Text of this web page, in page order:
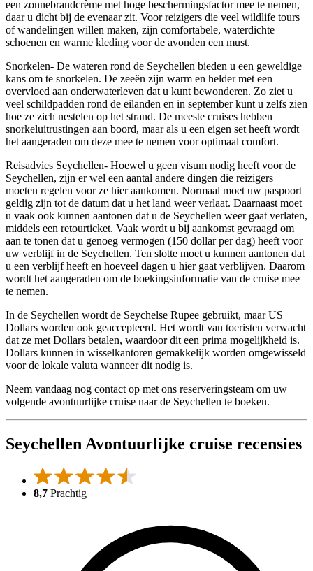
een zonnebrandcrème met hoge beschermingsfactor mee te nemen,
daar u dicht bij de evenaar zit. Voor reizigers die veel wildlife tours
of wandelingen willen maken, zijn comfortabele, waterdichte
schoenen en warme kleding voor de avonden een must.
Snorkelen- De wateren rond de Seychellen bieden u een geweldige
kans om te snorkelen. De zeeën zijn warm en helder met een
overvloed aan onderwaterleven dat u kunt bewonderen. Zo ziet u
veel schildpadden rond de eilanden en in september kunt u zelfs zien
hoe ze zich nestelen op het strand. De meeste cruises hebben
snorkeluitrustingen aan boord, maar als u een eigen set heeft wordt
het aangeraden om deze mee te nemen voor optimaal comfort.
Reisadvies Seychellen- Hoewel u geen visum nodig heeft voor de
Seychellen, zijn er wel een aantal andere dingen die reizigers
moeten regelen voor ze hier aankomen. Normaal moet uw paspoort
geldig zijn tot de datum dat u het land weer verlaat. Daarnaast moet
u vaak ook kunnen aantonen dat u de Seychellen weer gaat verlaten,
middels een retourticket. Vaak wordt u bij aankomst gevraagd om
aan te tonen dat u genoeg vermogen (150 dollar per dag) heeft voor
uw verblijf in de Seychellen. Ten slotte moet u kunnen aantonen dat
u een verblijf heeft en hoeveel dagen u hier gaat verblijven. Daarom
wordt het aangeraden om de boekingsinformatie van de cruise mee
te nemen.
In de Seychellen wordt de Seychelse Rupee gebruikt, maar US
Dollars worden ook geaccepteerd. Het wordt van toeristen verwacht
dat ze met Dollars betalen, waardoor dit een prima mogelijkheid is.
Dollars kunnen in wisselkantoren gemakkelijk worden omgewisseld
voor de lokale valuta wanneer dit nodig is.
Neem vandaag nog contact op met ons reserveringsteam om uw
volgende avontuurlijke cruise naar de Seychellen te boeken.
Seychellen Avontuurlijke cruise recensies
8,7 Prachtig